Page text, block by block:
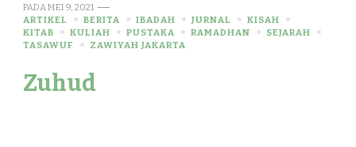
PADA MEI 9, 2021
ARTIKEL
BERITA IBADAH JURNAL
KISAH
KITAB
KULIAH PUSTAKA RAMADHAN
SEJARAH
TASAWUF
ZAWIYAH JAKARTA
Zuhud